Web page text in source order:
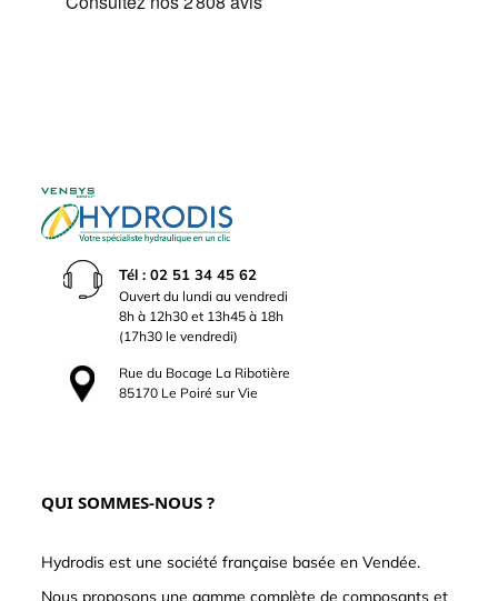
Tél : 02 51 34 45 62
Ouvert du lundi au vendredi
8h à 12h30 et 13h45 à 18h
(17h30 le vendredi)
Rue du Bocage La Ribotière
85170 Le Poiré sur Vie
QUI SOMMES-NOUS ?
Hydrodis est une société française basée en Vendée.
Nous proposons une gamme complète de composants et